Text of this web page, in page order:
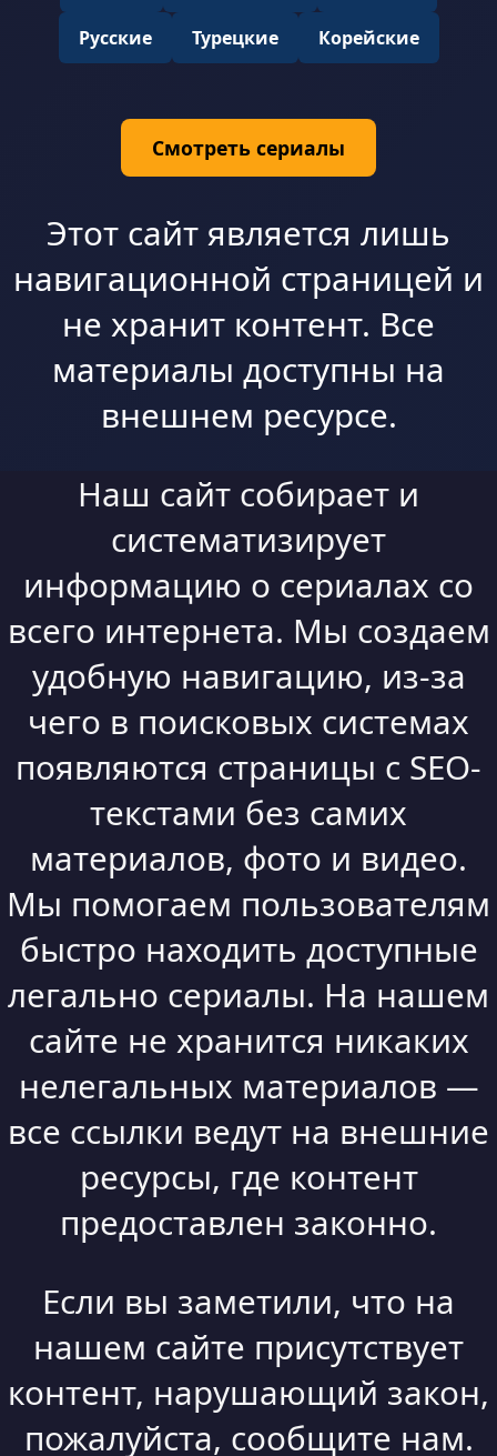
Русские Турецкие Корейские
Смотреть сериалы
Этот сайт является лишь
навигационной страницей и
не хранит контент. Все
материалы доступны на
внешнем ресурсе.
Наш сайт собирает и
систематизирует
информацию о сериалах со
всего интернета. Мы создаем
удобную навигацию, из-за
чего в поисковых системах
появляются страницы с SEO-
текстами без самих
материалов, фото и видео.
Мы помогаем пользователям
быстро находить доступные
легально сериалы. На нашем
сайте не хранится никаких
нелегальных материалов —
все ссылки ведут на внешние
ресурсы, где контент
предоставлен законно.
Если вы заметили, что на
нашем сайте присутствует
контент, нарушающий закон,
пожалуйста, сообщите нам.